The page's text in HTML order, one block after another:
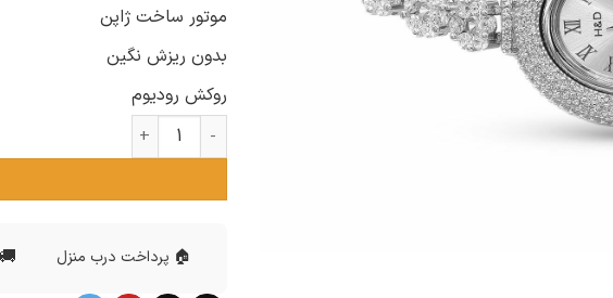
موتور ساخت ژاپن
بدون ریزش نگین
روکش رودیوم
ساعت نقره 925 اصل زنانه طرح فلاور sh-n377 عدد
🏠 پرداخت درب منزل